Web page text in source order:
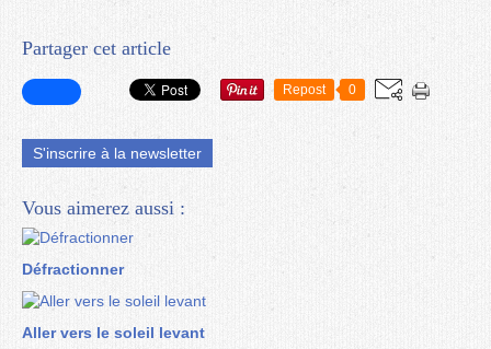
Partager cet article
Repost 0
S'inscrire à la newsletter
Vous aimerez aussi :
Défractionner
Aller vers le soleil levant